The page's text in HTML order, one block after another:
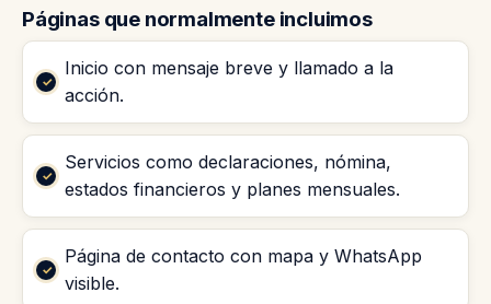
Páginas que normalmente incluimos
Inicio con mensaje breve y llamado a la
acción.
Servicios como declaraciones, nómina,
estados financieros y planes mensuales.
Página de contacto con mapa y WhatsApp
visible.